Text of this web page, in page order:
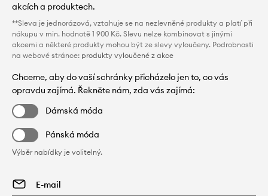
akcích a produktech.
**Sleva je jednorázová, vztahuje se na nezlevněné produkty a platí při
nákupu v min. hodnotě 1 900 Kč. Slevu nelze kombinovat s jinými
akcemi a některé produkty mohou být ze slevy vyloučeny. Podrobnosti
na webové stránce: produkty vyloučené z akce
Chceme, aby do vaší schránky přicházelo jen to, co vás
opravdu zajímá. Řekněte nám, zda vás zajímá:
Dámská móda
Pánská móda
Výběr nabídky je volitelný.